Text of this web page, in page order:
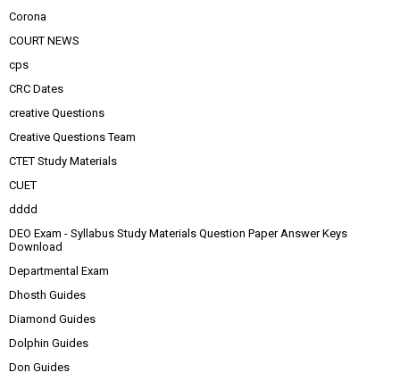
Corona
COURT NEWS
cps
CRC Dates
creative Questions
Creative Questions Team
CTET Study Materials
CUET
dddd
DEO Exam - Syllabus Study Materials Question Paper Answer Keys
Download
Departmental Exam
Dhosth Guides
Diamond Guides
Dolphin Guides
Don Guides